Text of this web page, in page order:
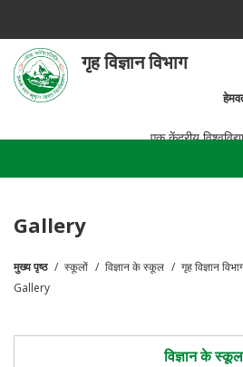
main
content
गृह विज्ञान विभाग
हेमवती नंदन बहुगुणा
एक केंद्रीय
Gallery
पग
मुख्य पृष्ठ स्कूलों विज्ञान के स्कूल गृह विज्ञान
Gallery
विज्ञान के स्कूल